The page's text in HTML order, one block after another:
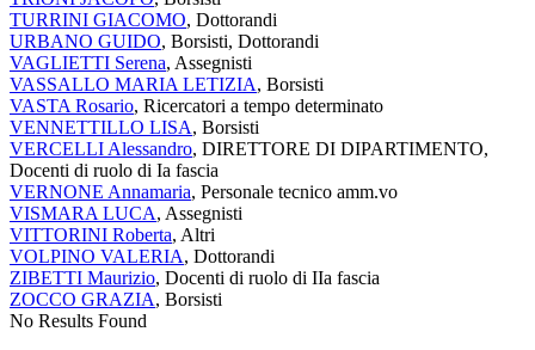
TURRINI GIACOMO, Dottorandi
URBANO GUIDO, Borsisti, Dottorandi
VAGLIETTI Serena, Assegnisti
VASSALLO MARIA LETIZIA, Borsisti
VASTA Rosario, Ricercatori a tempo determinato
VENNETTILLO LISA, Borsisti
VERCELLI Alessandro, DIRETTORE DI DIPARTIMENTO,
Docenti di ruolo di Ia fascia
VERNONE Annamaria, Personale tecnico amm.vo
VISMARA LUCA, Assegnisti
VITTORINI Roberta, Altri
VOLPINO VALERIA, Dottorandi
ZIBETTI Maurizio, Docenti di ruolo di IIa fascia
ZOCCO GRAZIA, Borsisti
No Results Found